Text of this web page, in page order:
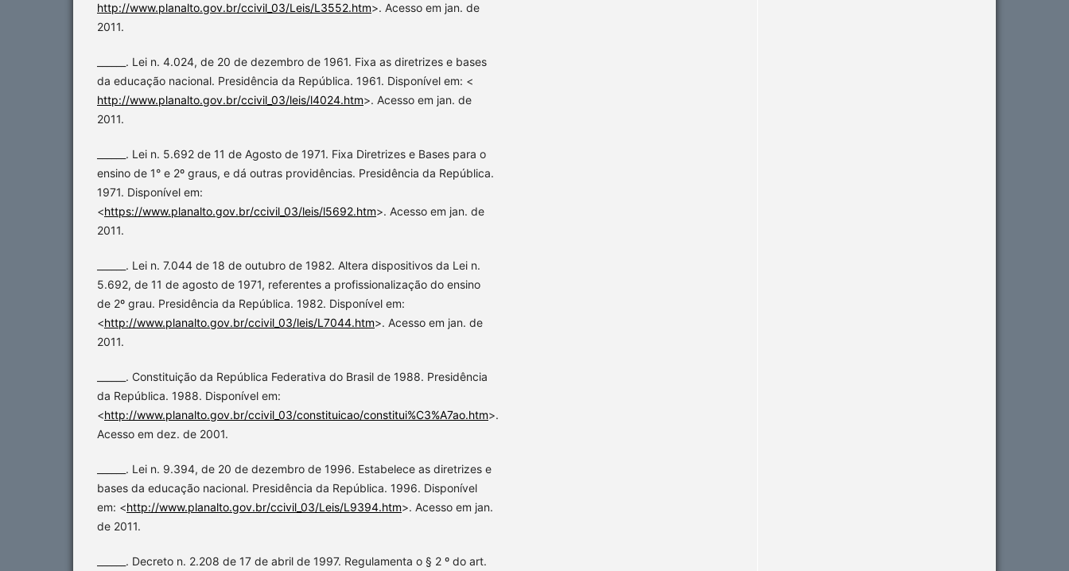
http://www.planalto.gov.br/ccivil_03/Leis/L3552.htm>. Acesso em jan. de
2011.
______. Lei n. 4.024, de 20 de dezembro de 1961. Fixa as diretrizes e bases
da educação nacional. Presidência da República. 1961. Disponível em: <
http://www.planalto.gov.br/ccivil_03/leis/l4024.htm>. Acesso em jan. de
2011.
______. Lei n. 5.692 de 11 de Agosto de 1971. Fixa Diretrizes e Bases para o
ensino de 1° e 2º graus, e dá outras providências. Presidência da República.
1971. Disponível em:
<https://www.planalto.gov.br/ccivil_03/leis/l5692.htm>. Acesso em jan. de
2011.
______. Lei n. 7.044 de 18 de outubro de 1982. Altera dispositivos da Lei n.
5.692, de 11 de agosto de 1971, referentes a profissionalização do ensino
de 2º grau. Presidência da República. 1982. Disponível em:
<http://www.planalto.gov.br/ccivil_03/leis/L7044.htm>. Acesso em jan. de
2011.
______. Constituição da República Federativa do Brasil de 1988. Presidência
da República. 1988. Disponível em:
<http://www.planalto.gov.br/ccivil_03/constituicao/constitui%C3%A7ao.htm>.
Acesso em dez. de 2001.
______. Lei n. 9.394, de 20 de dezembro de 1996. Estabelece as diretrizes e
bases da educação nacional. Presidência da República. 1996. Disponível
em: <http://www.planalto.gov.br/ccivil_03/Leis/L9394.htm>. Acesso em jan.
de 2011.
______. Decreto n. 2.208 de 17 de abril de 1997. Regulamenta o § 2 º do art.